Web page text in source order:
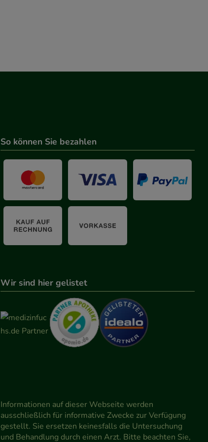
So können Sie bezahlen
Wir sind hier gelistet
Informationen auf dieser Webseite werden
ausschließlich für informative Zwecke zur Verfügung
gestellt. Sie ersetzen keinesfalls die Untersuchung
und Behandlung durch einen Arzt. Bitte beachten Sie,